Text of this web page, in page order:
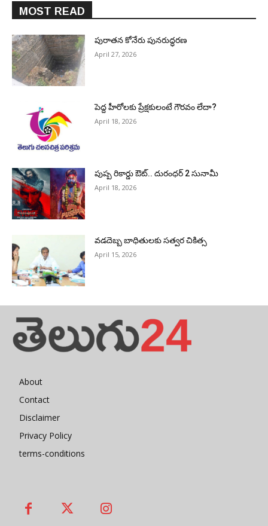
MOST READ
పురాత‌న కోనేరు పున‌రుద్ధ‌ర‌ణ
April 27, 2026
పెద్ద హీరోల‌కు ప్రేక్ష‌కులంటే గౌర‌వం లేదా?
April 18, 2026
పుష్ప రికార్డు ఔట్‌.. దురంధ‌ర్ 2 సునామీ
April 18, 2026
వడదెబ్బ బాధితులకు సత్వర చికిత్స
April 15, 2026
About
Contact
Disclaimer
Privacy Policy
terms-conditions